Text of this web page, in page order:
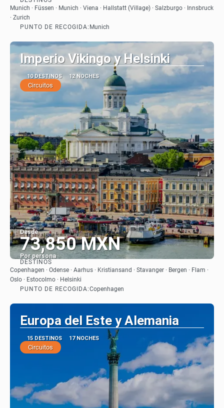
Ver
Munich · Füssen · Munich · Viena · Hallstatt (Village) · Salzburgo · Innsbruck
· Zurich
PUNTO DE RECOGIDA: Munich
Imperio Vikingo y Helsinki
10 DESTINOS 12 NOCHES
Circuitos
Desde
73,850 MXN
Por persona
Ver
DESTINOS
Copenhagen · Odense · Aarhus · Kristiansand · Stavanger · Bergen · Flam ·
Oslo · Estocolmo · Helsinki
PUNTO DE RECOGIDA:Copenhagen
Europa del Este y Alemania
15 DESTINOS 17 NOCHES
Circuitos